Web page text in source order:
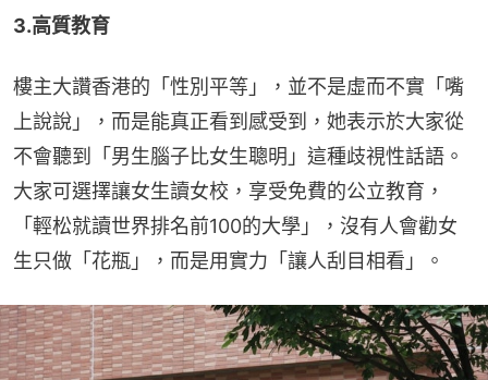
3.高質教育
樓主大讚香港的「性別平等」，並不是虛而不實「嘴
上說說」，而是能真正看到感受到，她表示於大家從
不會聽到「男生腦子比女生聰明」這種歧視性話語。
大家可選擇讓女生讀女校，享受免費的公立教育，
「輕松就讀世界排名前100的大學」，沒有人會勸女
生只做「花瓶」，而是用實力「讓人刮目相看」。